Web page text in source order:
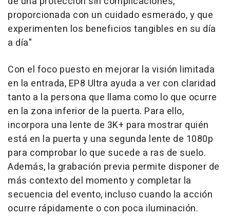
proporcionada con un cuidado esmerado, y que
experimenten los beneficios tangibles en su día
a día"
Con el foco puesto en mejorar la visión limitada
en la entrada, EP8 Ultra ayuda a ver con claridad
tanto a la persona que llama como lo que ocurre
en la zona inferior de la puerta. Para ello,
incorpora una lente de 3K+ para mostrar quién
está en la puerta y una segunda lente de 1080p
para comprobar lo que sucede a ras de suelo.
Además, la grabación previa permite disponer de
más contexto del momento y completar la
secuencia del evento, incluso cuando la acción
ocurre rápidamente o con poca iluminación.